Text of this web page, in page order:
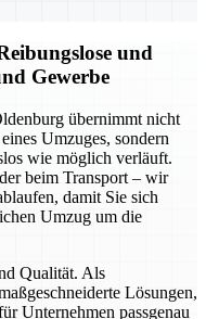
und
Gewerbe
übernimmt nicht
Umzuges, sondern
wie möglich verläuft.
beim Transport – wir
damit Sie sich
Umzug um die
Qualität. Als
Lösungen,
Unternehmen passgenau